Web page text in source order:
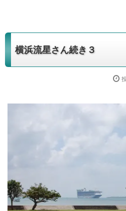
横浜流星さん続き３